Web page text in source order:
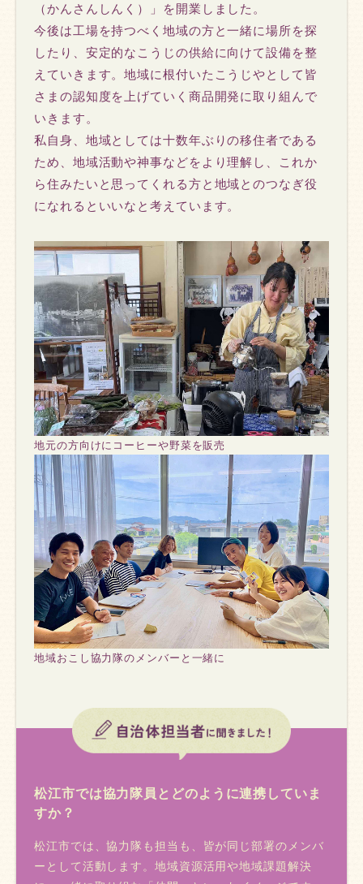
（かんさんしんく）」を開業しました。
今後は工場を持つべく地域の方と一緒に場所を探
したり、安定的なこうじの供給に向けて設備を整
えていきます。地域に根付いたこうじやとして皆
さまの認知度を上げていく商品開発に取り組んで
いきます。
私自身、地域としては十数年ぶりの移住者である
ため、地域活動や神事などをより理解し、これか
ら住みたいと思ってくれる方と地域とのつなぎ役
になれるといいなと考えています。
地元の方向けにコーヒーや野菜を販売
地域おこし協力隊のメンバーと一緒に
松江市では協力隊員とどのように連携していま
すか？
松江市では、協力隊も担当も、皆が同じ部署のメンバ
ーとして活動します。地域資源活用や地域課題解決